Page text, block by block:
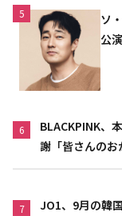
5
ソ
公
6
BLACKPINK、
謝「皆さんのお
7 JO1、9月の韓